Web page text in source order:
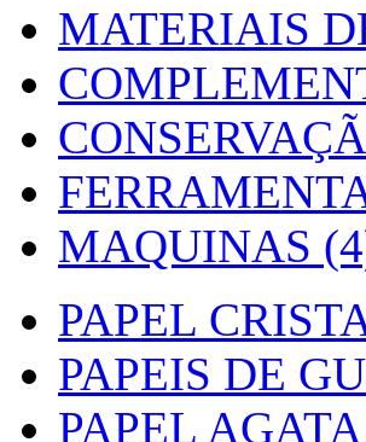
MATERIAIS
MAQUINAS
PAPEL
PAPEIS DE
PAPEL